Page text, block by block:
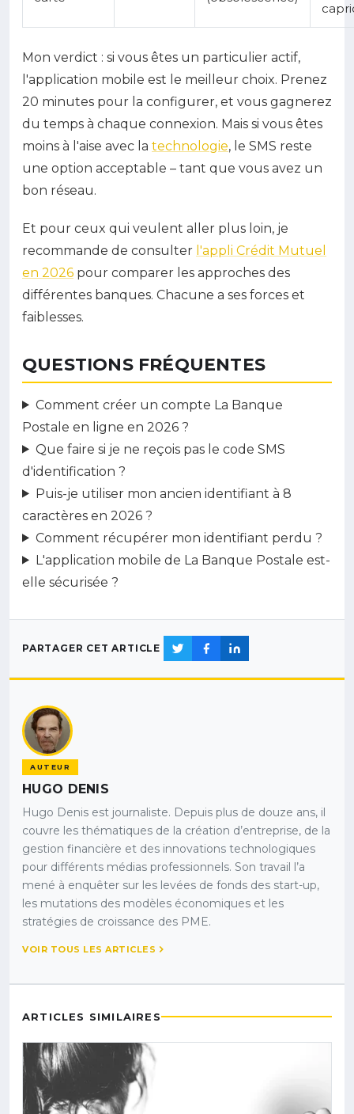
Mon verdict : si vous êtes un particulier actif,
l'application mobile est le meilleur choix. Prenez
20 minutes pour la configurer, et vous gagnerez
du temps à chaque connexion. Mais si vous êtes
moins à l'aise avec la technologie, le SMS reste
une option acceptable – tant que vous avez un
bon réseau.
Et pour ceux qui veulent aller plus loin, je
recommande de consulter l'appli Crédit Mutuel
en 2026 pour comparer les approches des
différentes banques. Chacune a ses forces et
faiblesses.
QUESTIONS FRÉQUENTES
Comment créer un compte La Banque
Postale en ligne en 2026 ?
Que faire si je ne reçois pas le code SMS
d'identification ?
Puis-je utiliser mon ancien identifiant à 8
caractères en 2026 ?
Comment récupérer mon identifiant perdu ?
L'application mobile de La Banque Postale est-
elle sécurisée ?
PARTAGER CET ARTICLE
AUTEUR
HUGO DENIS
Hugo Denis est journaliste. Depuis plus de douze ans, il
couvre les thématiques de la création d’entreprise, de la
gestion financière et des innovations technologiques
pour différents médias professionnels. Son travail l’a
mené à enquêter sur les levées de fonds des start-up,
les mutations des modèles économiques et les
stratégies de croissance des PME.
VOIR TOUS LES ARTICLES
ARTICLES SIMILAIRES